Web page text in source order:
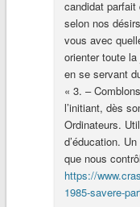
candidat parfait
selon nos
vous avec
orienter toute
en se servant
« 3. –
l’initiant, dès
Ordinateurs.
d’éducation.
que nous
https://
1985-savere-